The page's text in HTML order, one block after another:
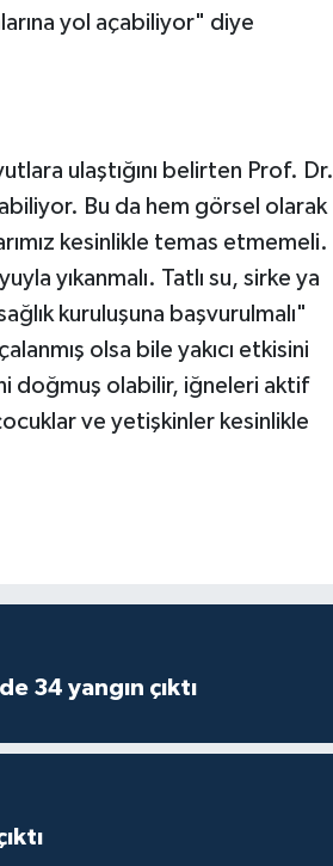
yol açabiliyor" diye
ulaştığını belirten Prof. Dr.
Bu da hem görsel olarak
kesinlikle temas etmemeli.
yıkanmalı. Tatlı su, sirke ya
kuruluşuna başvurulmalı"
olsa bile yakıcı etkisini
doğmuş olabilir, iğneleri aktif
ve yetişkinler kesinlikle
34 yangın çıktı